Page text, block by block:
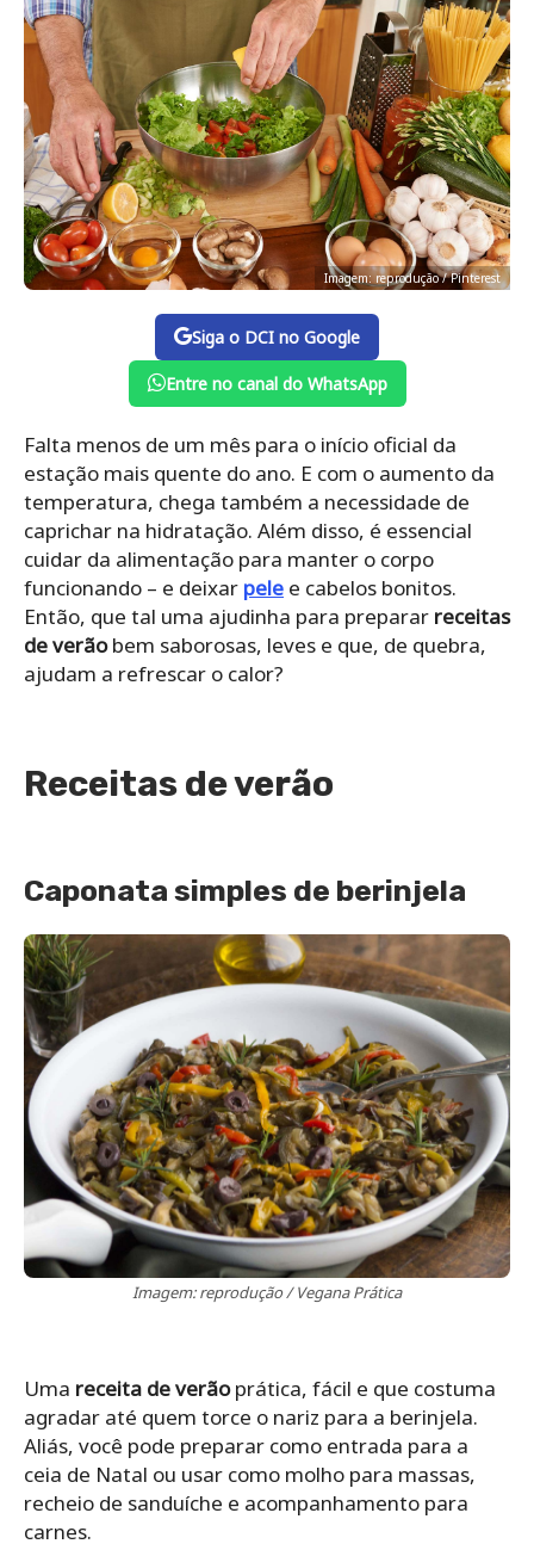
Imagem: reprodução / Pinterest
Siga o DCI no Google
Entre no canal do WhatsApp
Falta menos de um mês para o início oficial da
estação mais quente do ano. E com o aumento da
temperatura, chega também a necessidade de
caprichar na hidratação. Além disso, é essencial
cuidar da alimentação para manter o corpo
funcionando – e deixar pele e cabelos bonitos.
Então, que tal uma ajudinha para preparar receitas
de verãobem saborosas, leves e que, de quebra,
ajudam a refrescar o calor?
Receitas de verão
Caponata simples de berinjela
Imagem: reprodução / Vegana Prática
Uma receita de verãoprática, fácil e que costuma
agradar até quem torce o nariz para a berinjela.
Aliás, você pode preparar como entrada para a
ceia de Natal ou usar como molho para massas,
recheio de sanduíche e acompanhamento para
carnes.